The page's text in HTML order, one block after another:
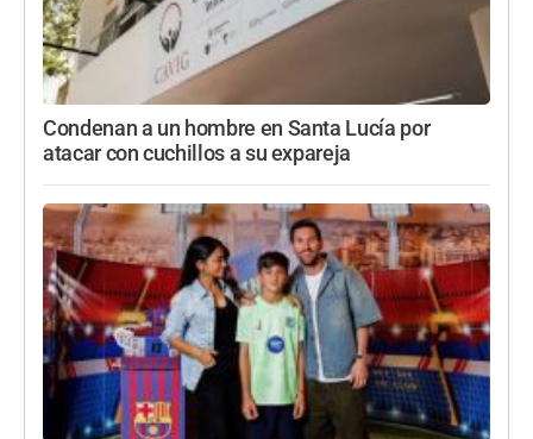
Condenan a un hombre en Santa Lucía por
atacar con cuchillos a su expareja